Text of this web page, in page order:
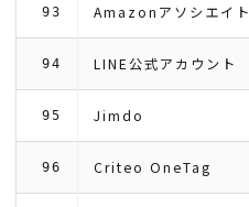
93 Amazonアソシエイト
94 LINE公式アカウント
95 Jimdo
96 Criteo OneTag